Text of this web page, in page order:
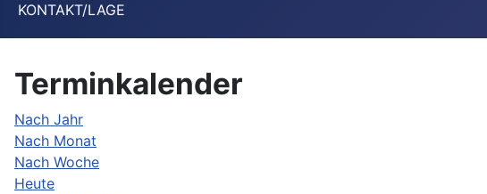
KONTAKT/LAGE
Terminkalender
Nach Jahr
Nach Monat
Nach Woche
Heute